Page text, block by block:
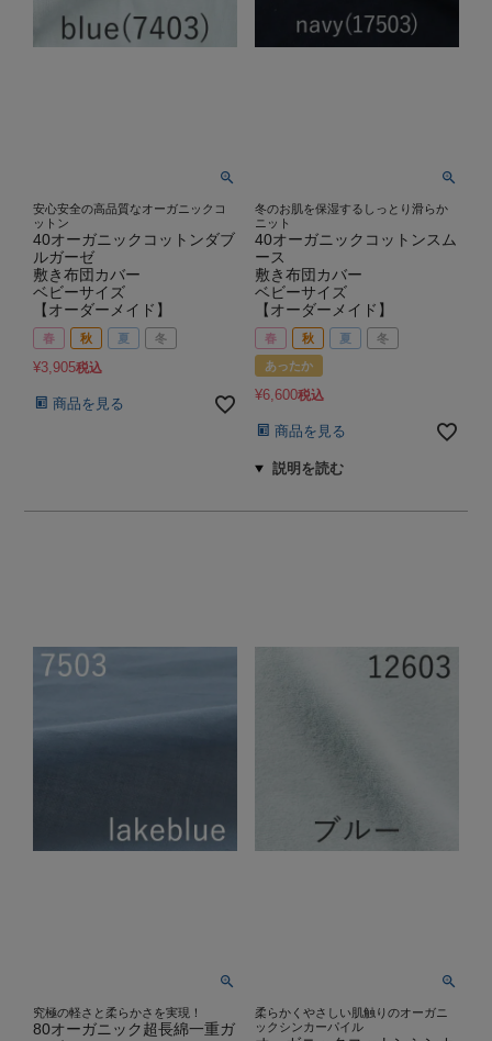
安心安全の高品質なオーガニックコ
ットン
40オーガニックコットンダブ
ルガーゼ
敷き布団カバー
ベビーサイズ
【オーダーメイド】
春 秋 夏 冬
¥3,905税込
商品を見る
冬のお肌を保湿するしっとり滑らか
ニット
40オーガニックコットンスム
ース
敷き布団カバー
ベビーサイズ
【オーダーメイド】
春 秋 夏 冬
あったか
¥6,600税込
商品を見る
究極の軽さと柔らかさを実現！
80オーガニック超長綿一重ガ
柔らかくやさしい肌触りのオーガニ
ックシンカーパイル